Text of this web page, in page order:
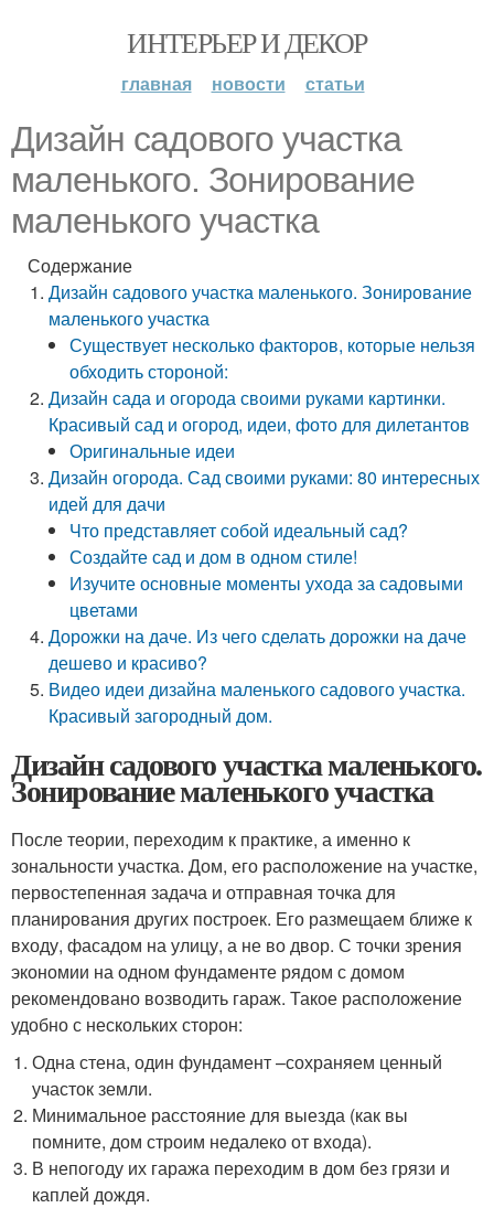
ИНТЕРЬЕР И ДЕКОР
главная новости статьи
Дизайн садового участка
маленького. Зонирование
маленького участка
Содержание
Дизайн садового участка маленького. Зонирование
маленького участка
Существует несколько факторов, которые нельзя
обходить стороной:
Дизайн сада и огорода своими руками картинки.
Красивый сад и огород, идеи, фото для дилетантов
Оригинальные идеи
Дизайн огорода. Сад своими руками: 80 интересных
идей для дачи
Что представляет собой идеальный сад?
Создайте сад и дом в одном стиле!
Изучите основные моменты ухода за садовыми
цветами
Дорожки на даче. Из чего сделать дорожки на даче
дешево и красиво?
Видео идеи дизайна маленького садового участка.
Красивый загородный дом.
Дизайн садового участка маленького.
Зонирование маленького участка
После теории, переходим к практике, а именно к
зональности участка. Дом, его расположение на участке,
первостепенная задача и отправная точка для
планирования других построек. Его размещаем ближе к
входу, фасадом на улицу, а не во двор. С точки зрения
экономии на одном фундаменте рядом с домом
рекомендовано возводить гараж. Такое расположение
удобно с нескольких сторон:
Одна стена, один фундамент –сохраняем ценный
участок земли.
Минимальное расстояние для выезда (как вы
помните, дом строим недалеко от входа).
В непогоду их гаража переходим в дом без грязи и
каплей дождя.